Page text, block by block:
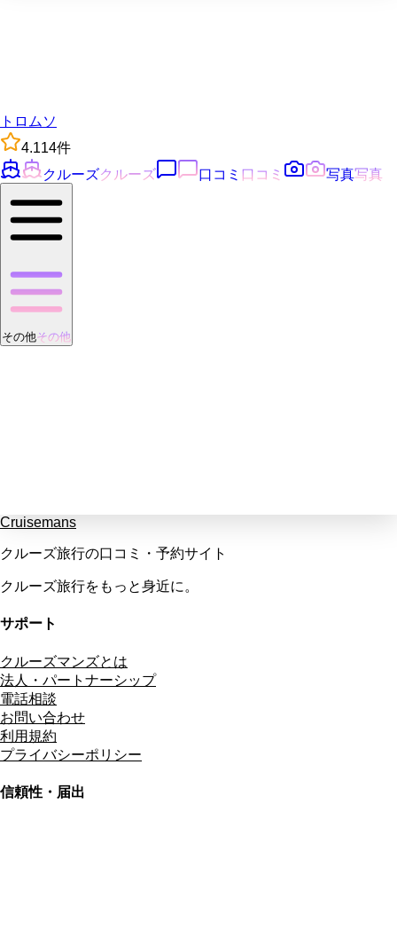
トロムソ
4.114件
クルーズクルーズ 口コミ 口コミ 写真写真
その他その他
Cruisemans
クルーズ旅行の口コミ・予約サイト
クルーズ旅行をもっと身近に。
サポート
クルーズマンズとは
法人・パートナーシップ
電話相談
お問い合わせ
利用規約
プライバシーポリシー
信頼性・届出